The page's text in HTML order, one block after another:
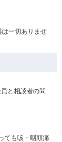
一切ありませ
と相談者の間
ても咳・咽頭痛